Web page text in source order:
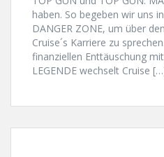
haben. So begeben wir uns
DANGER ZONE, um über
Cruise´s Karriere zu
finanziellen Enttäuschung
LEGENDE wechselt Cruise